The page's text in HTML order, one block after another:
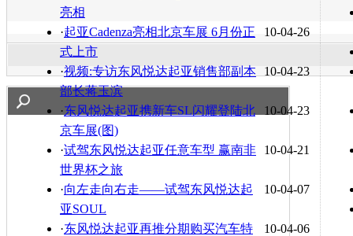
亮相
10-04-26
·起亚Cadenza亮相北京车展 6月份正
式上市
10-04-23
·视频:专访东风悦达起亚销售部副本
部长蒋玉滨
10-04-23
·东风悦达起亚携新车SL闪耀登陆北
京车展(图)
10-04-21
·试驾东风悦达起亚任意车型 赢南非
世界杯之旅
10-04-07
·向左走向右走——试驾东风悦达起
亚SOUL
10-04-06
·东风悦达起亚再推分期购买汽车特